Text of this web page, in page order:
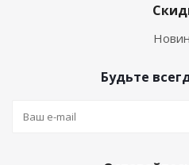
Будьте